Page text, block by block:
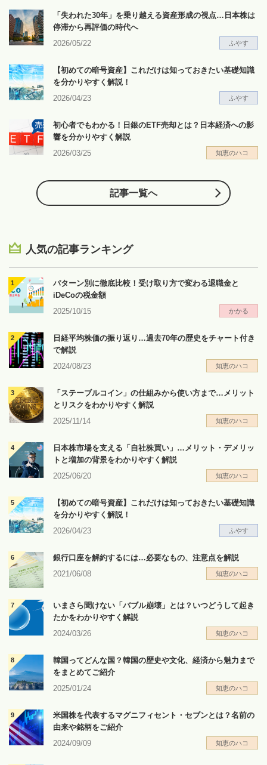
「失われた30年」を乗り越える資産形成の視点…日本株は
停滞から再評価の時代へ
2026/05/22
ふやす
【初めての暗号資産】これだけは知っておきたい基礎知識
を分かりやすく解説！
2026/04/23
ふやす
初心者でもわかる！日銀のETF売却とは？日本経済への影
響を分かりやすく解説
2026/03/25
知恵のハコ
記事一覧へ
人気の記事ランキング
パターン別に徹底比較！受け取り方で変わる退職金と
iDeCoの税金額
2025/10/15
かかる
日経平均株価の振り返り…過去70年の歴史をチャート付き
で解説
2024/08/23
知恵のハコ
「ステーブルコイン」の仕組みから使い方まで…メリット
とリスクをわかりやすく解説
2025/11/14
知恵のハコ
日本株市場を支える「自社株買い」…メリット・デメリッ
トと増加の背景をわかりやすく解説
2025/06/20
知恵のハコ
【初めての暗号資産】これだけは知っておきたい基礎知識
を分かりやすく解説！
2026/04/23
ふやす
銀行口座を解約するには…必要なもの、注意点を解説
2021/06/08
知恵のハコ
いまさら聞けない「バブル崩壊」とは？いつどうして起き
たかをわかりやすく解説
2024/03/26
知恵のハコ
韓国ってどんな国？韓国の歴史や文化、経済から魅力まで
をまとめてご紹介
2025/01/24
知恵のハコ
米国株を代表するマグニフィセント・セブンとは？名前の
由来や銘柄をご紹介
2024/09/09
知恵のハコ